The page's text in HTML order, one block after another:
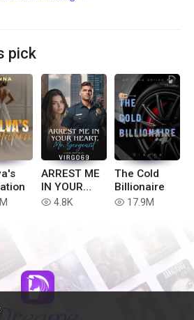
pick
ARREST ME
IN YOUR
HEART
read 4.8K
The Cold
Billionaire
read 17.9M